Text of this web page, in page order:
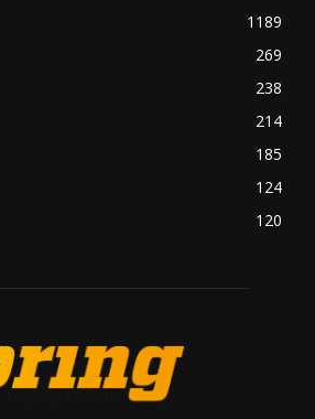
1189
269
238
214
185
124
120